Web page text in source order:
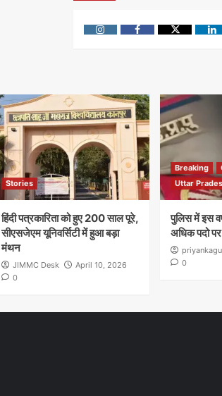
InstagramFacebookTwitter
Stories
हिंदी पत्रकारिता को हुए 200 साल पूरे,
सीएसजेएम यूनिवर्सिटी में हुआ बड़ा
मंथन
JIMMC Desk
April 10, 2026
0
Breaking
Uttar
पुलिस में इस
अधिक पदो पर
0